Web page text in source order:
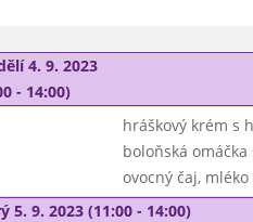
4. 9. 2023
- 14:00)
hráškový krém s
boloňská
ovocný čaj, mléko
5. 9. 2023 (11:00 - 14:00)